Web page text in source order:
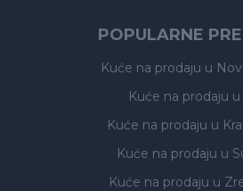
POPULARNE
Kuće na prodaju u
Kuće na prodaju
Kuće na prodaju u
Kuće na prodaju u
Kuće na prodaju u